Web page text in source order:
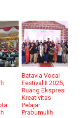
Batavia Vocal
Festival II 2025,
Ruang Ekspresi
Kreativitas
Pelajar
Prabumulih